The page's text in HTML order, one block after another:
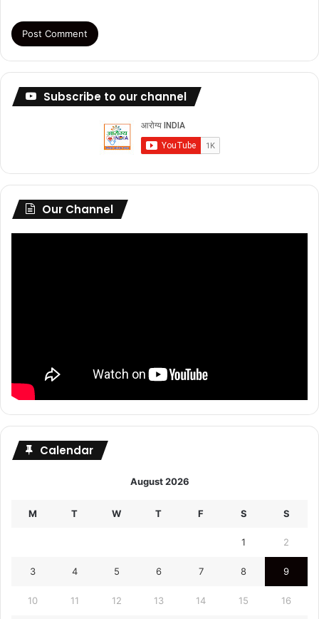
Subscribe to our channel
Our Channel
Calendar
August 2026
M T W T F S S
1 2
3 4 5 6 7 8 9
10 11 12 13 14 15 16